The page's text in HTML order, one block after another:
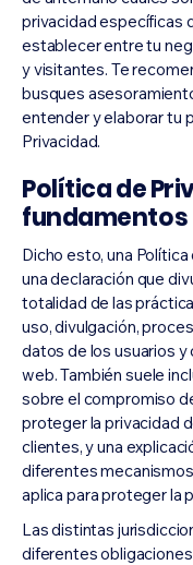
privacidad específicas
establecer entre tu
y visitantes. Te
busques
entender y elaborar tu
Privacidad.
Política de
fundamentos
Dicho esto, una
una declaración que
totalidad de las
uso, divulgación,
datos de los usuarios
web. También suele
sobre el compromiso
proteger la privacidad
clientes, y una
diferentes
aplica para proteger la
Las distintas
diferentes